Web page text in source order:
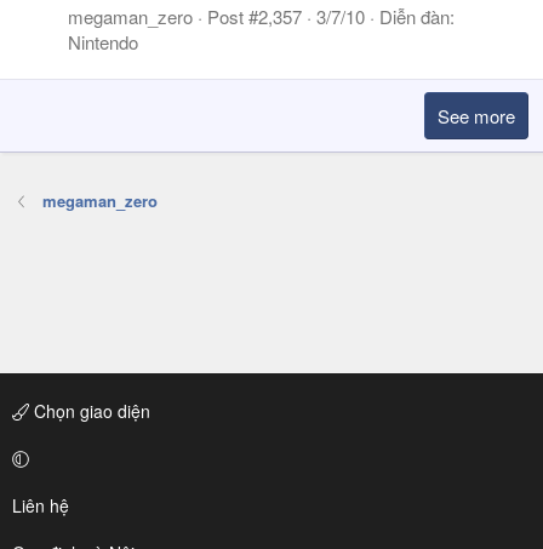
megaman_zero Post #2,357 3/7/10
Diễn đàn:
Nintendo
See more
megaman_zero
Chọn giao diện
Liên hệ